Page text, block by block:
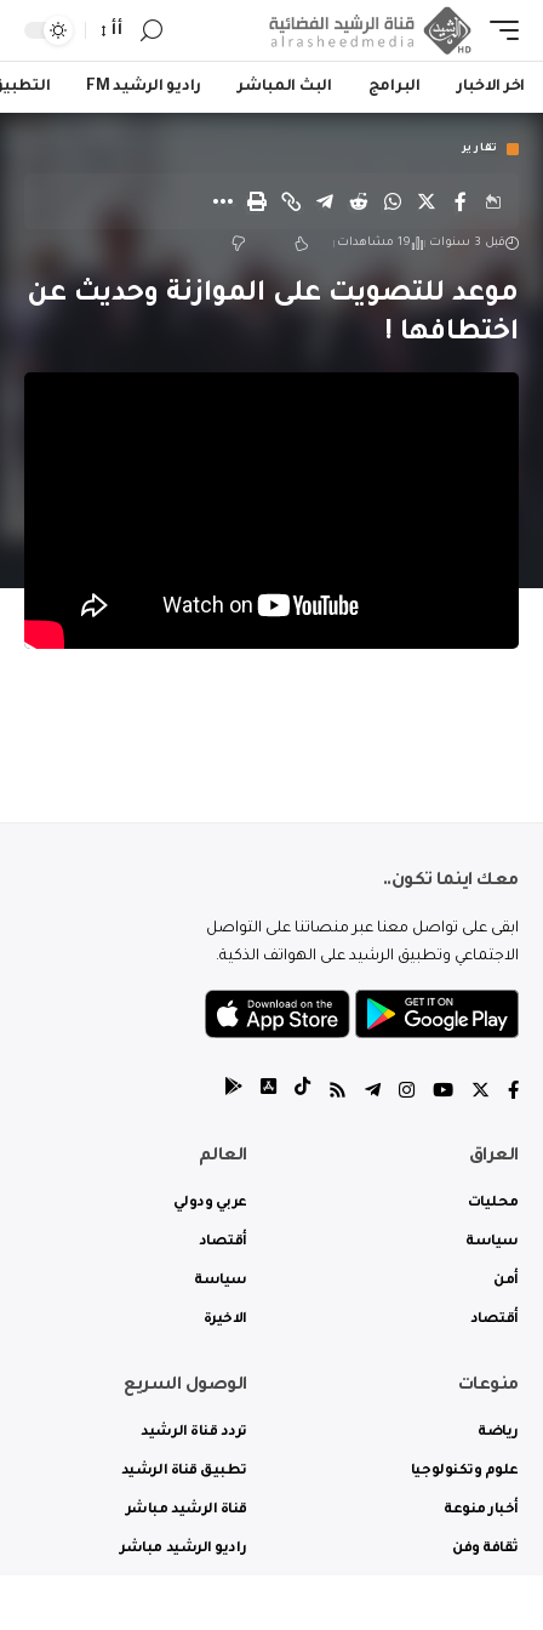
أأ
اخر الاخبار البرامج البث المباشر راديو الرشيد FM
تقارير
قبل 3 سنوات 19 مشاهدات
موعد للتصويت على الموازنة وحديث عن
اختطافها !
معك اينما تكون..
ابقى على تواصل معنا عبر منصاتنا على التواصل
الاجتماعي وتطبيق الرشيد على الهواتف الذكية.
العراق
محليات
سياسة
أمن
أقتصاد
العالم
عربي ودولي
أقتصاد
سياسة
الاخيرة
منوعات
رياضة
علوم وتكنولوجيا
أخبار منوعة
ثقافة وفن
الوصول السريع
تردد قناة الرشيد
تطبيق قناة الرشيد
قناة الرشيد مباشر
راديو الرشيد مباشر